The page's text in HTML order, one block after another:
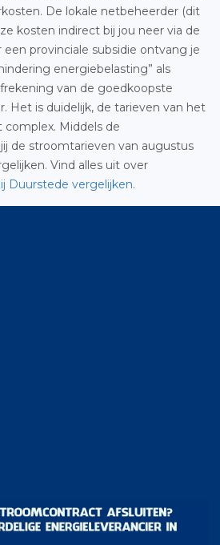
De lokale netbeheerder (dit
kosten indirect bij jou neer via de
provinciale subsidie ontvang je
energiebelasting” als
van de goedkoopste
Het is duidelijk, de tarieven van het
Middels de
de stroomtarieven van augustus
Vind alles uit over
Duurstede vergelijken.